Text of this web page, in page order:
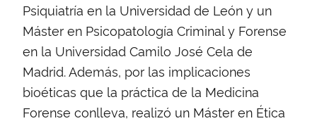
Psiquiatría en la Universidad de León y un
Máster en Psicopatología Criminal y Forense
en la Universidad Camilo José Cela de
Madrid. Además, por las implicaciones
bioéticas que la práctica de la Medicina
Forense conlleva, realizó un Máster en Ética